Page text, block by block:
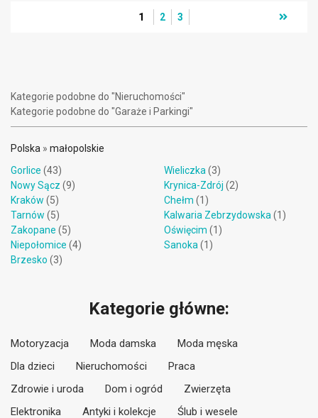
1 2 3
Kategorie podobne do "Nieruchomości"
Kategorie podobne do "Garaże i Parkingi"
Polska » małopolskie
Gorlice (43)
Nowy Sącz (9)
Kraków (5)
Tarnów (5)
Zakopane (5)
Niepołomice (4)
Brzesko (3)
Wieliczka (3)
Krynica-Zdrój (2)
Chełm (1)
Kalwaria Zebrzydowska (1)
Oświęcim (1)
Sanoka (1)
Kategorie główne:
Motoryzacja Moda damska
Moda męska
Dla dzieci
Nieruchomości
Praca
Zdrowie i uroda
Dom i ogród
Zwierzęta
Elektronika
Antyki i kolekcje Ślub i wesele